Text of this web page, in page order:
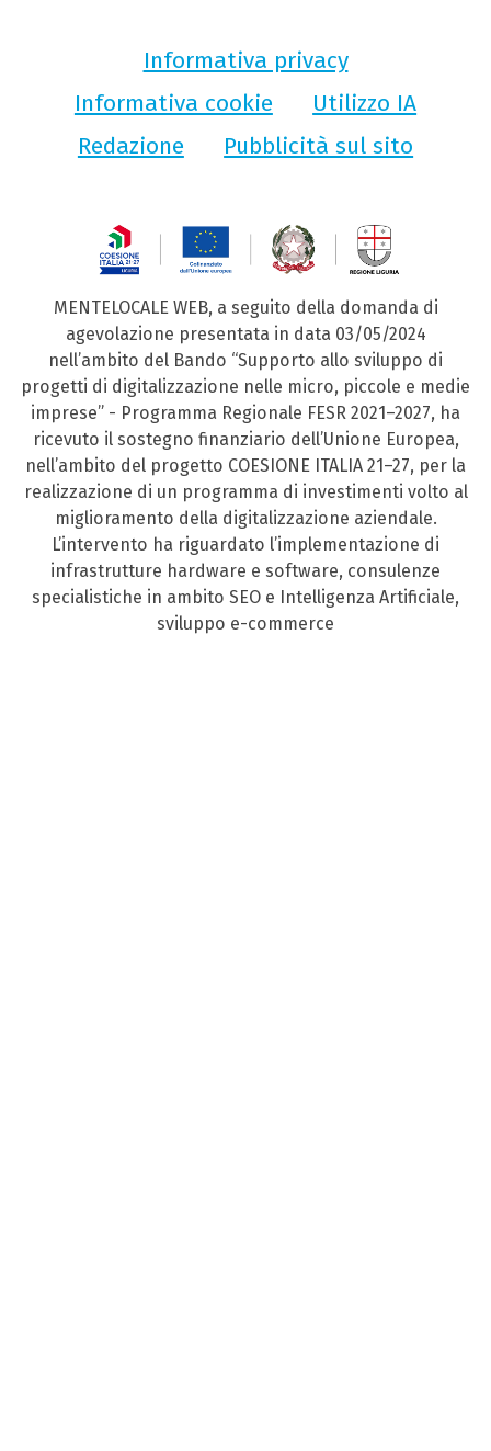
Informativa privacy
Informativa cookie
Utilizzo IA
Redazione
Pubblicità sul sito
MENTELOCALE WEB, a seguito della domanda di
agevolazione presentata in data 03/05/2024
nell’ambito del Bando “Supporto allo sviluppo di
progetti di digitalizzazione nelle micro, piccole e medie
imprese” - Programma Regionale FESR 2021–2027, ha
ricevuto il sostegno finanziario dell’Unione Europea,
nell’ambito del progetto COESIONE ITALIA 21–27, per la
realizzazione di un programma di investimenti volto al
miglioramento della digitalizzazione aziendale.
L’intervento ha riguardato l’implementazione di
infrastrutture hardware e software, consulenze
specialistiche in ambito SEO e Intelligenza Artificiale,
sviluppo e-commerce